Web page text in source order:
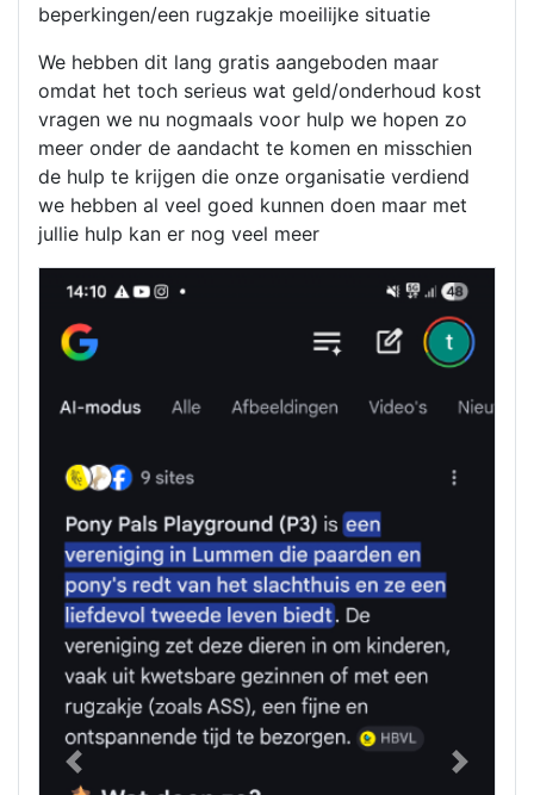
Previous Next
beperkingen/een rugzakje moeilijke situatie
We hebben dit lang gratis aangeboden maar
omdat het toch serieus wat geld/onderhoud kost
vragen we nu nogmaals voor hulp we hopen zo
meer onder de aandacht te komen en misschien
de hulp te krijgen die onze organisatie verdiend
we hebben al veel goed kunnen doen maar met
jullie hulp kan er nog veel meer